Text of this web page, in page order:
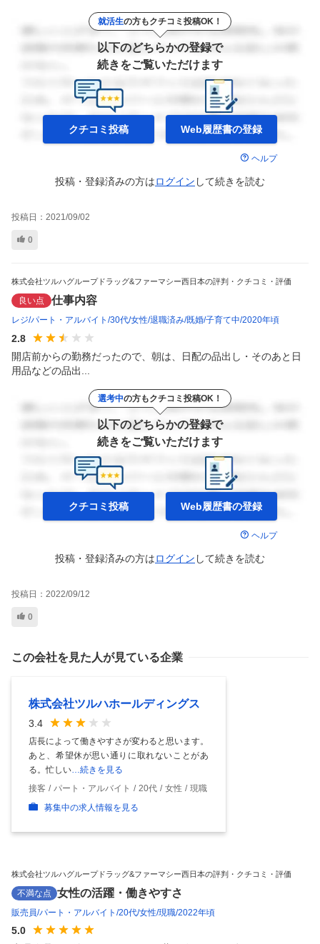
就活生の方もクチコミ投稿OK！
以下のどちらかの登録で
続きをご覧いただけます
クチコミ投稿 Web履歴書の登録
ヘルプ
投稿・登録済みの方はログイン して続きを読む
投稿日： 2021/09/02
0
株式会社ツルハグループドラッグ&ファーマシー西日本の評判・クチコミ・評価
良い点 仕事内容
レジ パート・アルバイト 30代 女性 退職済み 既婚 子育て中 2020年頃
2.8
開店前からの勤務だったので、朝は、日配の品出し・そのあと日
用品などの品出...
選考中の方もクチコミ投稿OK！
以下のどちらかの登録で
続きをご覧いただけます
クチコミ投稿 Web履歴書の登録
ヘルプ
投稿・登録済みの方はログイン して続きを読む
投稿日： 2022/09/12
0
この会社を見た人が見ている企業
株式会社ツルハホールディングス
3.4
店長によって働きやすさが変わると思います。
あと、希望休が思い通りに取れないことがあ
る。忙しい …続きを見る
接客
パート・アルバイト 20代 女性
現職
募集中の求人情報を見る
株式会社ツルハグループドラッグ&ファーマシー西日本の評判・クチコミ・評価
不満な点 女性の活躍・働きやすさ
販売員 パート・アルバイト 20代 女性 現職 2022年頃
5.0